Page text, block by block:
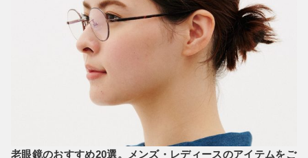
老眼鏡のおすすめ20選。メンズ・レディースのアイテムをご